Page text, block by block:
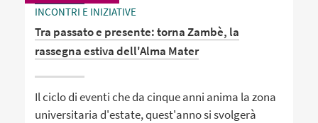
INCONTRI E INIZIATIVE
Tra passato e presente: torna Zambè, la
rassegna estiva dell'Alma Mater
Il ciclo di eventi che da cinque anni anima la zona
universitaria d'estate, quest'anno si svolgerà